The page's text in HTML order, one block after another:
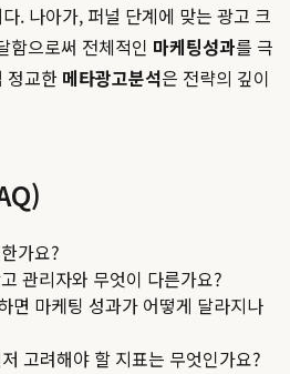
. 나아가, 퍼널 단계에 맞는 광고 크
함으로써 전체적인 마케팅성과를 극
정교한 메타광고분석은 전략의 깊이
가요?
관리자와 무엇이 다른가요?
면 마케팅 성과가 어떻게 달라지나
고려해야 할 지표는 무엇인가요?